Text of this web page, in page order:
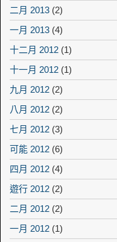
二月 2013 (2)
一月 2013 (4)
十二月 2012 (1)
十一月 2012 (1)
九月 2012 (2)
八月 2012 (2)
七月 2012 (3)
可能 2012 (6)
四月 2012 (4)
遊行 2012 (2)
二月 2012 (2)
一月 2012 (1)